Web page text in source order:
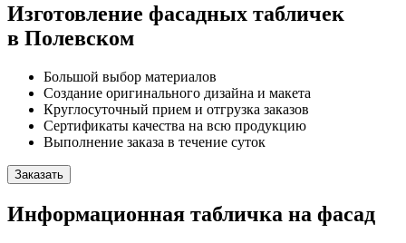
Изготовление фасадных табличек
в Полевском
Большой выбор материалов
Создание оригинального дизайна и макета
Круглосуточный прием и отгрузка заказов
Сертификаты качества на всю продукцию
Выполнение заказа в течение суток
Заказать
Информационная табличка на фасад